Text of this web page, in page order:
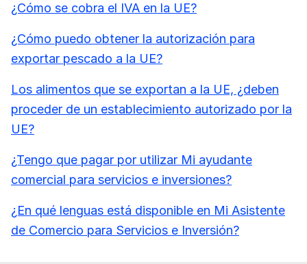
¿Cómo se cobra el IVA en la UE?
¿Cómo puedo obtener la autorización para
exportar pescado a la UE?
Los alimentos que se exportan a la UE, ¿deben
proceder de un establecimiento autorizado por la
UE?
¿Tengo que pagar por utilizar Mi ayudante
comercial para servicios e inversiones?
¿En qué lenguas está disponible en Mi Asistente
de Comercio para Servicios e Inversión?